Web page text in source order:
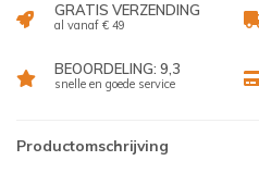
GRATIS VERZENDING
al vanaf € 49
BEOORDELING: 9,3
snelle en goede service
Productomschrijving